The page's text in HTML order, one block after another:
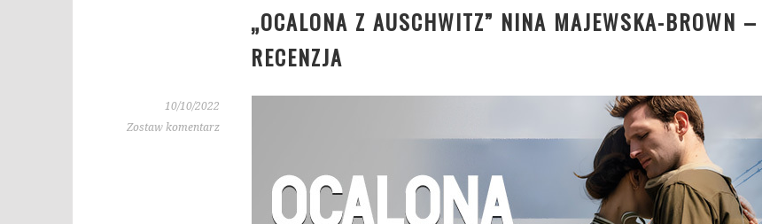
„OCALONA Z AUSCHWITZ” NINA MAJEWSKA-BROWN –
RECENZJA
10/10/2022
Zostaw komentarz